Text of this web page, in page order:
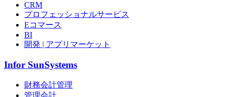
CRM
プロフェッショナルサービス
Eコマース
BI
開発 | アプリマーケット
Infor SunSystems
財務会計管理
管理会計